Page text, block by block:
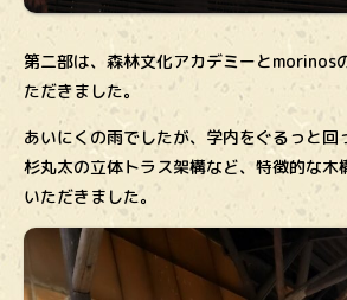
第二部は、森林文化アカデミーとmorinos
ただきました。
あいにくの雨でしたが、学内をぐるっと回
杉丸太の立体トラス架構など、特徴的な木
いただきました。